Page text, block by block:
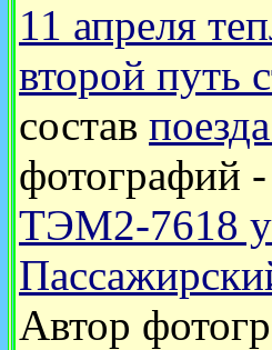
11 апреля
второй путь
состав
фотографий
ТЭМ2-7618
Автор